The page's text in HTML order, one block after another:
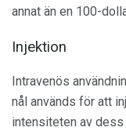
annat än en 100-
Injektion
Intravenös
nål används för att
intensiteten av